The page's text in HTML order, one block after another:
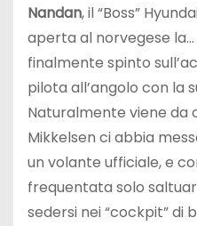
Nandan, il “Boss”
aperta al norvegese
finalmente spinto
pilota all’angolo con la
Naturalmente viene da
Mikkelsen ci abbia
un volante ufficiale, e
frequentata solo
sedersi nei “cockpit” di